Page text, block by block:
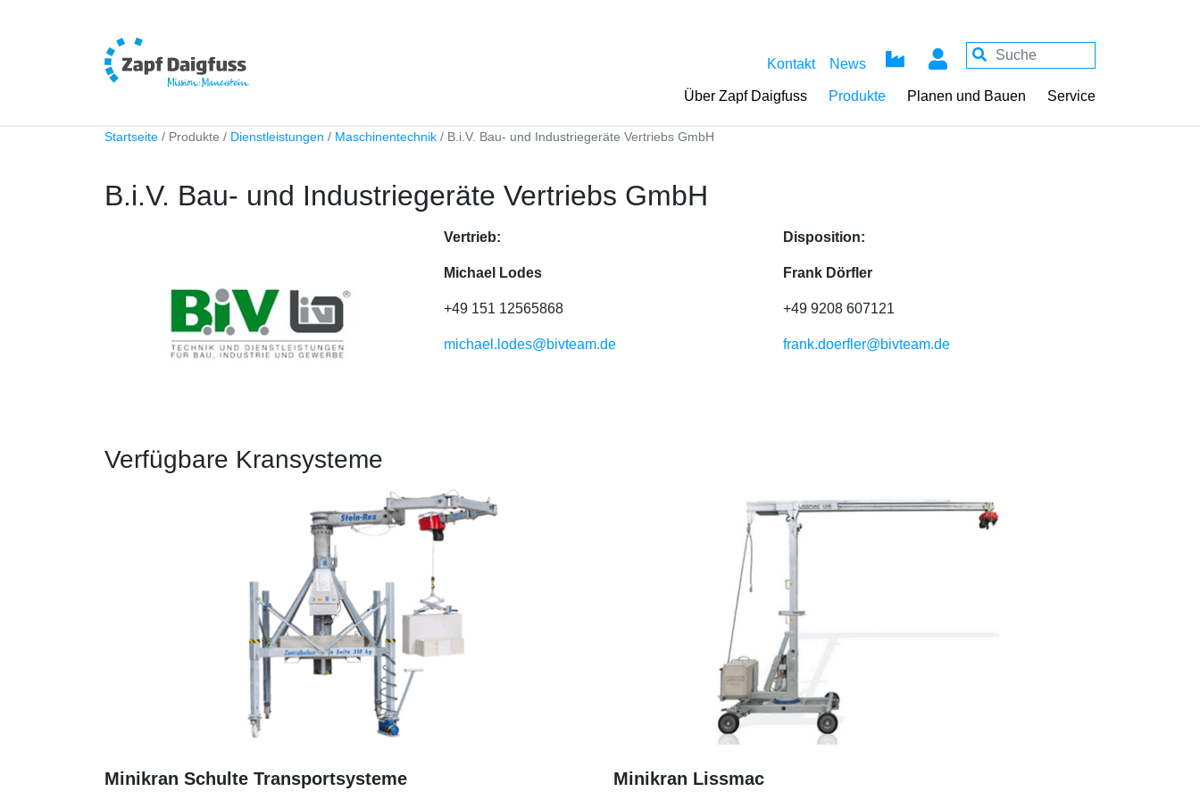
Kontakt News
Über Zapf Daigfuss Produkte Planen und Bauen Service
Startseite Produkte Dienstleistungen Maschinentechnik B.i.V. Bau- und Industriegeräte Vertriebs GmbH
B.i.V. Bau- und Industriegeräte Vertriebs GmbH
Vertrieb:
Michael Lodes
+49 151 12565868
michael.lodes@bivteam.de
Disposition:
Frank Dörfler
+49 9208 607121
frank.doerfler@bivteam.de
Verfügbare Kransysteme
Minikran Schulte Transportsysteme Minikran Lissmac